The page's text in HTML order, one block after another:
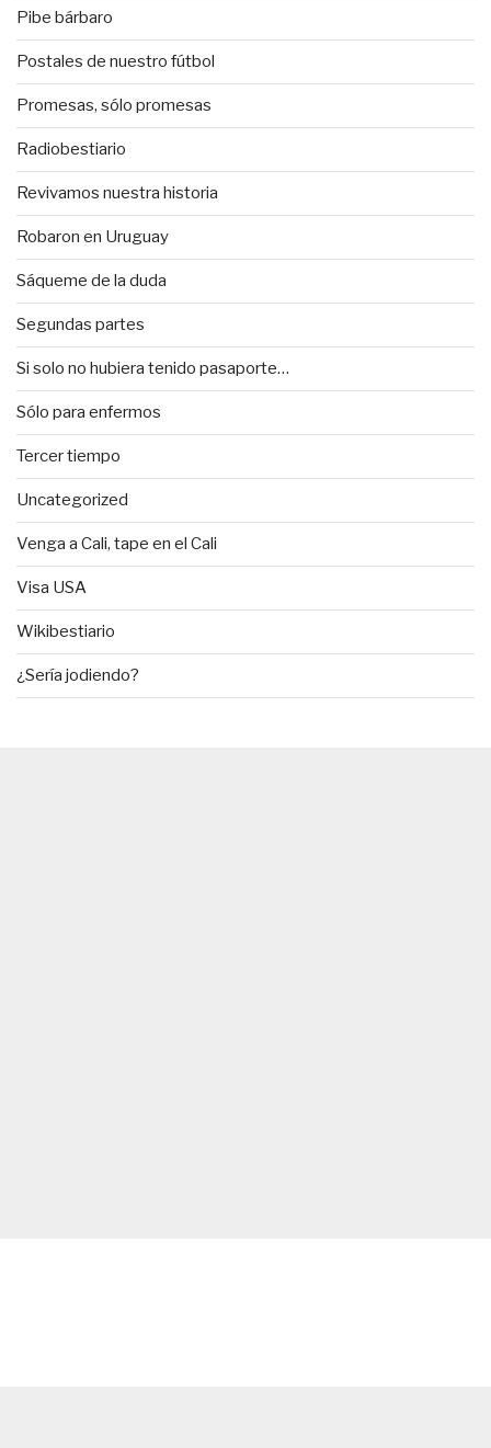
Pibe bárbaro
Postales de nuestro fútbol
Promesas, sólo promesas
Radiobestiario
Revivamos nuestra historia
Robaron en Uruguay
Sáqueme de la duda
Segundas partes
Si solo no hubiera tenido pasaporte…
Sólo para enfermos
Tercer tiempo
Uncategorized
Venga a Cali, tape en el Cali
Visa USA
Wikibestiario
¿Sería jodiendo?